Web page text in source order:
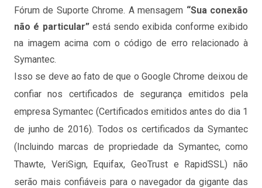
Fórum de Suporte Chrome. A mensagem “Sua conexão
não é particular”está sendo exibida conforme exibido
na imagem acima com o código de erro relacionado à
Symantec.
Isso se deve ao fato de que o Google Chrome deixou de
confiar nos certificados de segurança emitidos pela
empresa Symantec (Certificados emitidos antes do dia 1
de junho de 2016). Todos os certificados da Symantec
(Incluindo marcas de propriedade da Symantec, como
Thawte, VeriSign, Equifax, GeoTrust e RapidSSL) não
serão mais confiáveis para o navegador da gigante das